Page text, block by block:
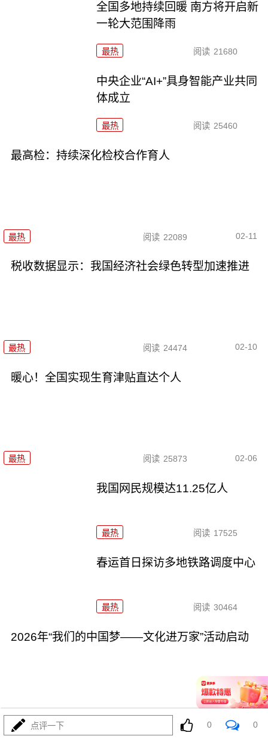
全国多地持续回暖 南方将开启新
一轮大范围降雨
最热 阅读 21680
中央企业“AI+”具身智能产业共同
体成立
最热 阅读 25460
最高检：持续深化检校合作育人
最热 阅读 22089 02-11
税收数据显示：我国经济社会绿色转型加速推进
最热 阅读 24474 02-10
暖心！全国实现生育津贴直达个人
最热 阅读 25873 02-06
我国网民规模达11.25亿人
最热 阅读 17525
春运首日探访多地铁路调度中心
最热 阅读 30464
2026年“我们的中国梦——文化进万家”活动启动
最热 阅读 24706
点评一下 0 0